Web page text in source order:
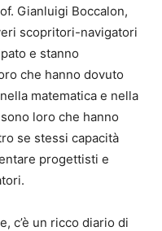
Gianluigi Boccalon,
scopritori-navigatori
e stanno
che hanno dovuto
matematica e nella
loro che hanno
se stessi capacità
progettisti e
c’è un ricco diario di